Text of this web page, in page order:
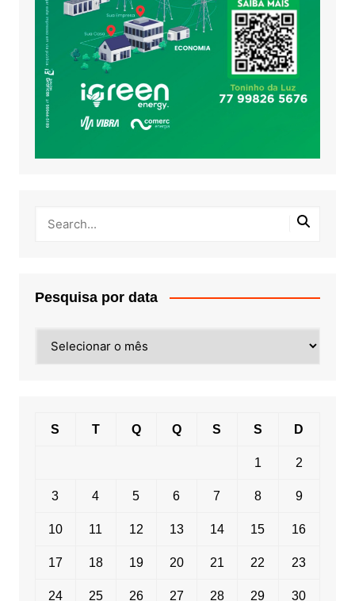
Pesquisa por data
por
S T Q Q S S D
1 2
3 4 5 6 7 8 9
10 11 12 13 14 15 16
17 18 19 20 21 22 23
24 25 26 27 28 29 30